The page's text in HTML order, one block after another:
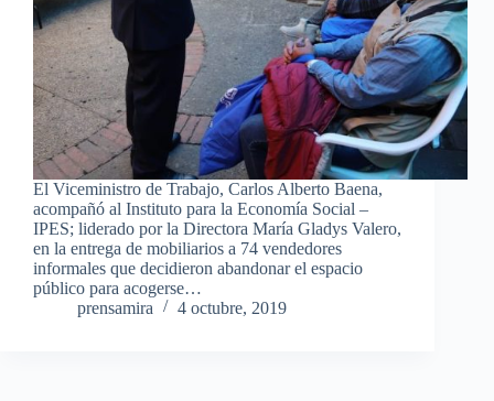
El Viceministro de Trabajo, Carlos Alberto Baena,
acompañó al Instituto para la Economía Social –
IPES; liderado por la Directora María Gladys Valero,
en la entrega de mobiliarios a 74 vendedores
informales que decidieron abandonar el espacio
público para acogerse…
prensamira
4 octubre, 2019